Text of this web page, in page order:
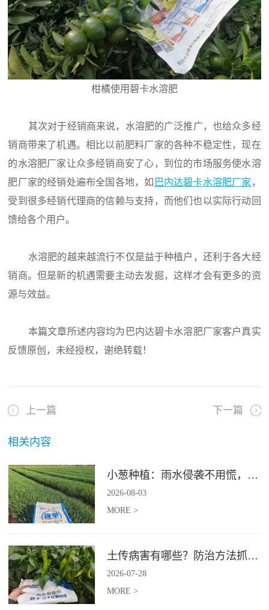
柑橘使用碧卡水溶肥
其次对于经销商来说，水溶肥的广泛推广，也给众多经
销商带来了机遇。相比以前肥料厂家的各种不稳定性，现在
的水溶肥厂家让众多经销商安了心，到位的市场服务使水溶
肥厂家的经销处遍布全国各地，如 巴内达碧卡水溶肥厂家 ，
受到很多经销代理商的信赖与支持，而他们也以实际行动回
馈给各个用户。
水溶肥的越来越流行不仅是益于种植户，还利于各大经
销商。但是新的机遇需要主动去发掘，这样才会有更多的资
源与效益。
本篇文章所述内容均为巴内达碧卡水溶肥厂家客户真实
反馈原创，未经授权，谢绝转载！
上一篇 下一篇
相关内容
小葱种植：雨水侵袭不用慌，四招稳住小葱产量
2026-08-03
MORE >
土传病害有哪些？防治方法抓紧收藏
2026-07-28
MORE >